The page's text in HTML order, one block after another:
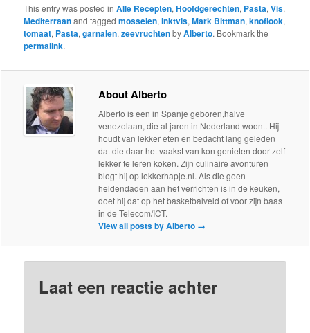
This entry was posted inAlle Recepten,Hoofdgerechten, Pasta,Vis,
Mediterraanand taggedmosselen,inktvis,Mark Bittman,knoflook,
tomaat, Pasta,garnalen,zeevruchtenbyAlberto. Bookmark the
permalink.
About Alberto
Alberto is een in Spanje geboren,halve
venezolaan, die al jaren in Nederland woont. Hij
houdt van lekker eten en bedacht lang geleden
dat die daar het vaakst van kon genieten door zelf
lekker te leren koken. Zijn culinaire avonturen
blogt hij op lekkerhapje.nl. Als die geen
heldendaden aan het verrichten is in de keuken,
doet hij dat op het basketbalveld of voor zijn baas
in de Telecom/ICT.
View all posts by Alberto →
Laat een reactie achter